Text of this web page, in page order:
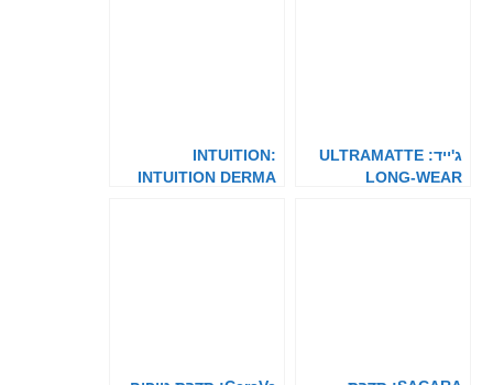
ג'ייד: ULTRAMATTE
LONG-WEAR
INTUITION:
INTUITION DERMA